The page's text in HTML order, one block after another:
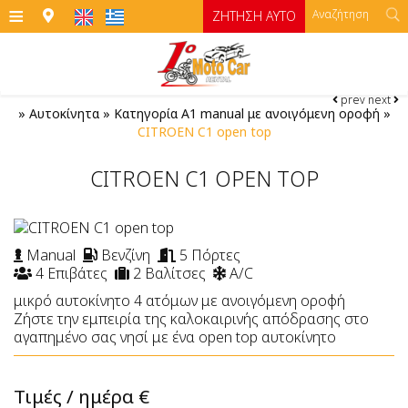
≡ ΖΉΤΗΣΗ ΑΥΤΟ
ΑΡΧΙΚΉ
ΓΡΑΦΕΊΑ
ΑΥΤΟΚΊΝΗΤΑ
Αυτοκίνητα
Κατηγορία Α
Κατηγορία Α1 manual με ανοιγόμενη οροφή
Κατηγορία Β
MOTO
Moto
Μοτοσικλέτες
ATV
ΌΡΟΙ ΕΝΟΙΚΊΑΣΗΣ
ΣΊΦΝΟΣ
ΤΙΜΈΣ
» Αυτοκίνητα» Κατηγορία Α1 manual με ανοιγόμενη οροφή »
CITROEN C1 open top
CITROEN C1 OPEN TOP
prev next
Manual Βενζίνη
5 Πόρτες
4 Επιβάτες
2 Βαλίτσες
A/C
μικρό αυτοκίνητο 4 ατόμων με ανοιγόμενη οροφή
Ζήστε την εμπειρία της καλοκαιρινής απόδρασης στο
αγαπημένο σας νησί με ένα open top αυτοκίνητο
Τιμές / ημέρα €